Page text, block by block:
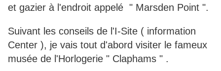
et gazier à l'endroit appelé " Marsden Point ".
Suivant les conseils de l'I-Site ( information
Center ), je vais tout d'abord visiter le fameux
musée de l'Horlogerie " Claphams " .